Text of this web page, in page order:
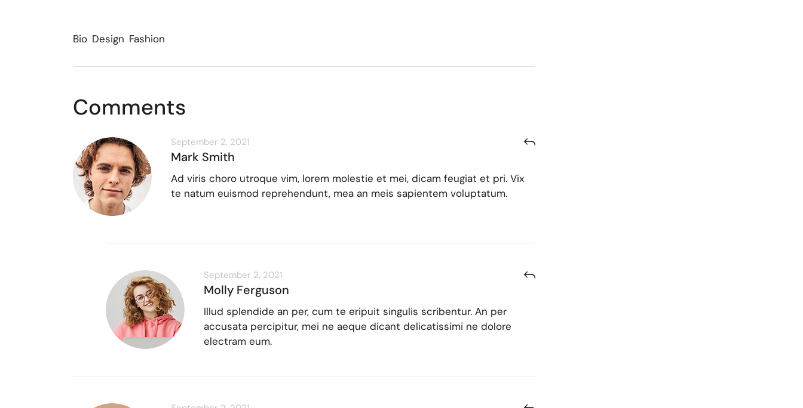
Bio Design Fashion
Comments
September 2, 2021
Mark Smith
Ad viris choro utroque vim, lorem molestie et mei, dicam feugiat et pri. Vix
te natum euismod reprehendunt, mea an meis sapientem voluptatum.
September 2, 2021
Molly Ferguson
Illud splendide an per, cum te eripuit singulis scribentur. An per
accusata percipitur, mei ne aeque dicant delicatissimi ne dolore
electram eum.